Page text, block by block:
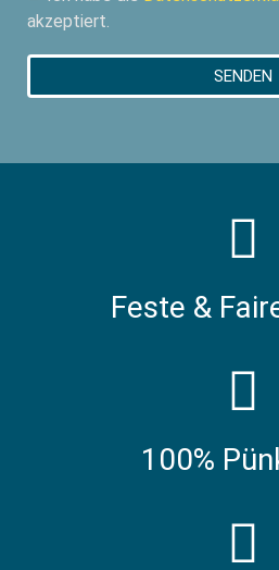
akzeptiert.
SENDEN
Feste &
100%